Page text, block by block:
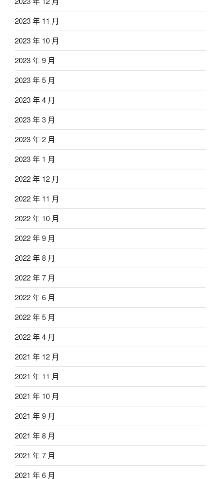
2023 年 11 月
2023 年 10 月
2023 年 9 月
2023 年 5 月
2023 年 4 月
2023 年 3 月
2023 年 2 月
2023 年 1 月
2022 年 12 月
2022 年 11 月
2022 年 10 月
2022 年 9 月
2022 年 8 月
2022 年 7 月
2022 年 6 月
2022 年 5 月
2022 年 4 月
2021 年 12 月
2021 年 11 月
2021 年 10 月
2021 年 9 月
2021 年 8 月
2021 年 7 月
2021 年 6 月